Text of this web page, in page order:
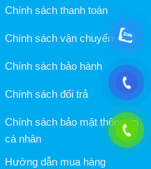
Các
chọn
thể
chọn
trang
Chính sách thanh toán
Chính sách vận chuyển
Chính sách bảo hành
Chính sách đổi trả
Chính sách bảo mật thông tin
cá nhân
Hướng dẫn mua hàng